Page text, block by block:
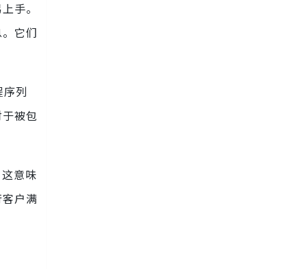
手。
它们
列
被包
意味
户满